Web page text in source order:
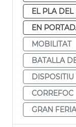
EL PLA DEL
EN
MOBILITAT
BATALLA
DISPOSITIU
CORREFOC
GRAN FERIA